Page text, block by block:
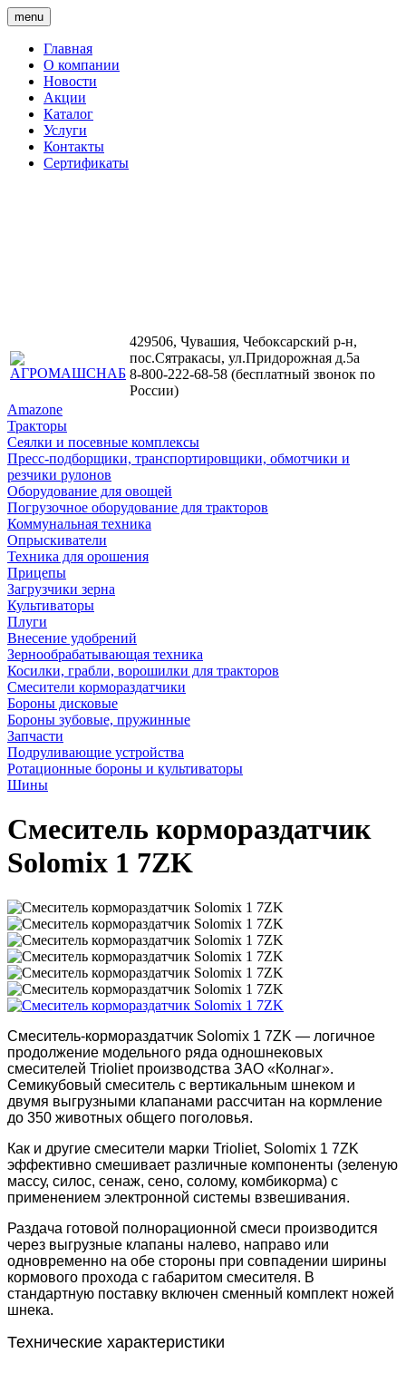
menu
Главная
О компании
Новости
Акции
Каталог
Услуги
Контакты
Сертификаты
429506, Чувашия, Чебоксарский р-н,
пос.Сятракасы, ул.Придорожная д.5а
8-800-222-68-58 (бесплатный звонок по
России)
Amazone
Тракторы
Сеялки и посевные комплексы
Пресс-подборщики, транспортировщики, обмотчики и
резчики рулонов
Оборудование для овощей
Погрузочное оборудование для тракторов
Коммунальная техника
Опрыскиватели
Техника для орошения
Прицепы
Загрузчики зерна
Культиваторы
Плуги
Внесение удобрений
Зернообрабатывающая техника
Косилки, грабли, ворошилки для тракторов
Смесители кормораздатчики
Бороны дисковые
Бороны зубовые, пружинные
Запчасти
Подруливающие устройства
Ротационные бороны и культиваторы
Шины
Смеситель кормораздатчик
Solomix 1 7ZK
Смеситель-кормораздатчик Solomix 1 7ZK — логичное
продолжение модельного ряда одношнековых
смесителей Trioliet производства ЗАО «Колнаг».
Семикубовый смеситель с вертикальным шнеком и
двумя выгрузными клапанами рассчитан на кормление
до 350 животных общего поголовья.
Как и другие смесители марки Trioliet, Solomix 1 7ZK
эффективно смешивает различные компоненты (зеленую
массу, силос, сенаж, сено, солому, комбикорма) с
применением электронной системы взвешивания.
Раздача готовой полнорационной смеси производится
через выгрузные клапаны налево, направо или
одновременно на обе стороны при совпадении ширины
кормового прохода с габаритом смесителя. В
стандартную поставку включен сменный комплект ножей
шнека.
Технические характеристики